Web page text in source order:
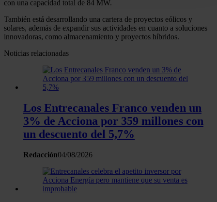
digitales)
Obtenga más información sobre cómo se procesan sus
datos personales y establezca sus preferencias en la
. Puede cambiar o retirar su
consentimiento en cualquier momento en la Declaración
de cookies.
Las cookies de este sitio web se usan para personalizar
el contenido y los anuncios, ofrecer funciones de redes
sociales y analizar el tráfico. Además, compartimos
información sobre el uso que haga del sitio web con
nuestros partners de redes sociales, publicidad y análisis
que les haya proporcionado o que hayan recopilado a
partir del uso que haya hecho de sus servicios.
con una capacidad total de 84 MW.
También está desarrollando una cartera de proyectos eólicos y
solares, además de expandir sus actividades en cuanto a soluciones
innovadoras, como almacenamiento y proyectos híbridos.
Noticias relacionadas
Los Entrecanales Franco venden un
3% de Acciona por 359 millones con
un descuento del 5,7%
Redacción04/08/2026